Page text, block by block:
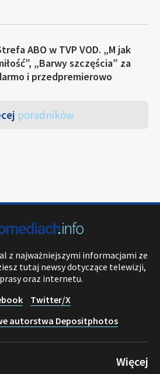
ABO w TVP VOD. „M jak
„Barwy szczęścia” za
i przedpremierowo
poradników
z najważniejszymi informacjami ze
tutaj newsy dotyczące telewizji,
oraz internetu.
Twitter/X
autorstwa Depositphotos
Więcej